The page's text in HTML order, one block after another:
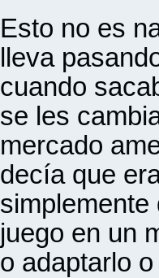
Esto no es
lleva
cuando
se les
mercado
decía que
juego en un
o adaptarlo